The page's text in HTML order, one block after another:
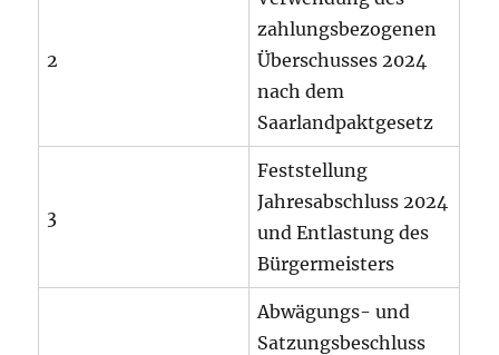
2
zahlungsbezogenen
Überschusses 2024
nach dem
Saarlandpaktgesetz
3
Feststellung
Jahresabschluss 2024
und Entlastung des
Bürgermeisters
Abwägungs- und
Satzungsbeschluss